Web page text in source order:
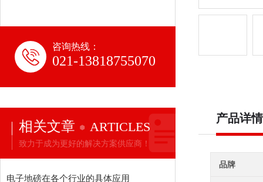
咨询热线：
021-13818755070
相关文章 ARTICLES
致力于成为更好的解决方案供应商！
电子地磅在各个行业的具体应用
产品详情
品牌